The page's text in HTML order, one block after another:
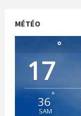
MÉTÉO
17
°
36°
SAM